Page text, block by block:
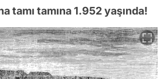
tamı tamına 1.952 yaşında!